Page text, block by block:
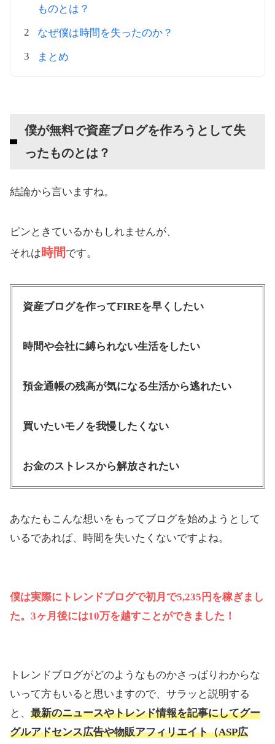
ものとは？
なぜ僕は時間を失ったのか？
まとめ
僕が無料で資産ブログを作ろうとして失
ったものとは？
結論から言いますね。
ピンときているかもしれませんが、
それは時間 です。
資産ブログを作ってFIREを早くしたい
時間や会社に縛られない生活をしたい
預金通帳の残高が気になる生活から逃れたい
買いたいモノを我慢したくない
お金のストレスから解放されたい
あなたもこんな想いをもってブログを始めようとして
いるであれば、時間を失いたくないですよね。
僕は実際にトレンドブログで初月で5,235円を稼ぎまし
た。3ヶ月後には10万を越すことができました！
トレンドブログがどのようなものかさっぱりわからな
いって方もいると思いますので、サラッと説明する
と、 最新のニュースやトレンド情報を記事にしてグー
グルアドセンス広告や物販アフィリエイト（ASP広